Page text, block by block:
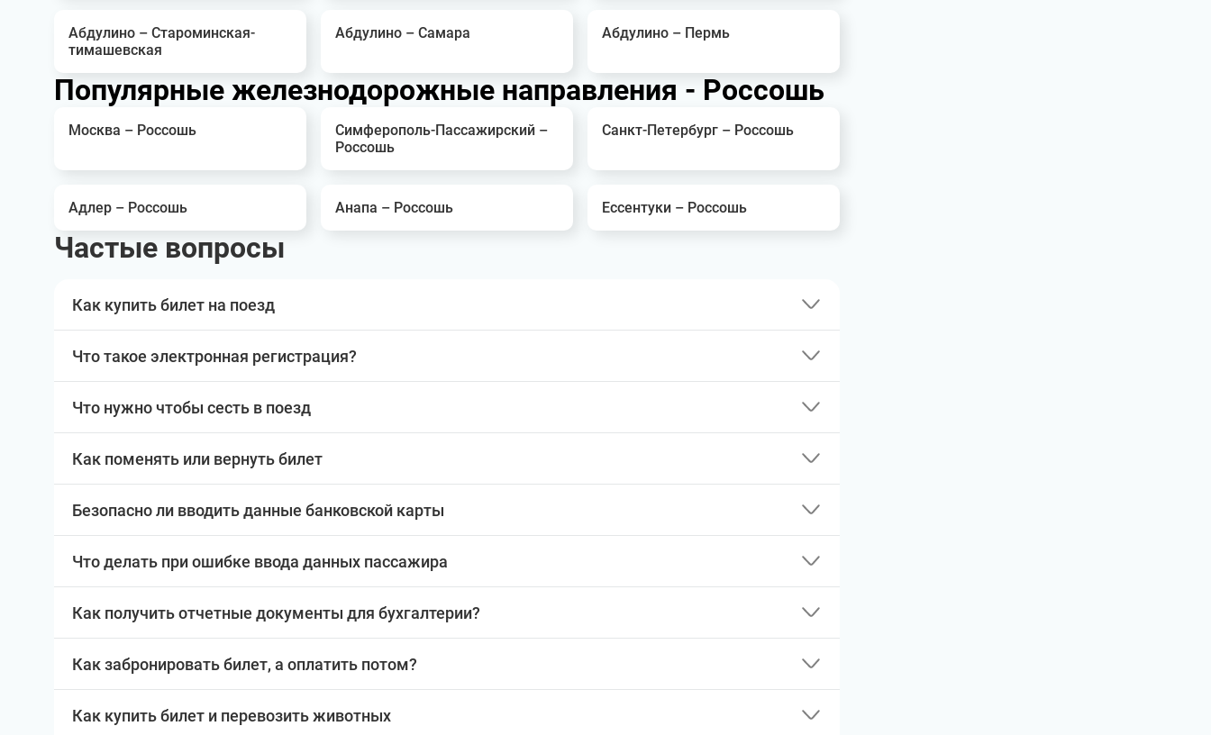
Абдулино – Староминская-
тимашевская
Абдулино – Самара Абдулино – Пермь
Популярные железнодорожные направления - Россошь
Москва – Россошь
Симферополь-Пассажирский –
Россошь
Санкт-Петербург – Россошь
Адлер – Россошь Анапа – Россошь Ессентуки – Россошь
Частые вопросы
Как купить билет на поезд
Что такое электронная регистрация?
Что нужно чтобы сесть в поезд
Как поменять или вернуть билет
Безопасно ли вводить данные банковской карты
Что делать при ошибке ввода данных пассажира
Как получить отчетные документы для бухгалтерии?
Как забронировать билет, а оплатить потом?
Как купить билет и перевозить животных